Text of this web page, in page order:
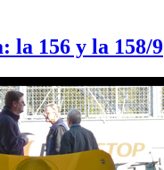
la 156 y la 158/9